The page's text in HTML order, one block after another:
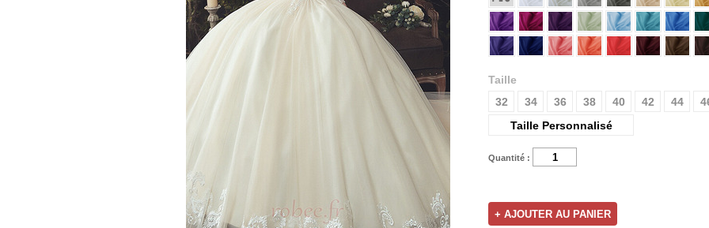
Taille
32
34 36 38 40 42 44
Taille Personnalisé
Quantité :